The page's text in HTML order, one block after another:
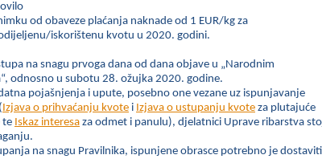
od obaveze plaćanja naknade od 1 EUR/kg za
iskorištenu kvotu u 2020. godini.
na snagu prvoga dana od dana objave u „Narodnim
odnosno u subotu 28. ožujka 2020. godine.
pojašnjenja i upute, posebno one vezane uz ispunjavanje
Izjava o prihvaćanju kvote i Izjava o ustupanju kvote za plutajuće
te Iskaz interesa za odmet i panulu), djelatnici Uprave ribarstva
na snagu Pravilnika, ispunjene obrasce potrebno je dostaviti